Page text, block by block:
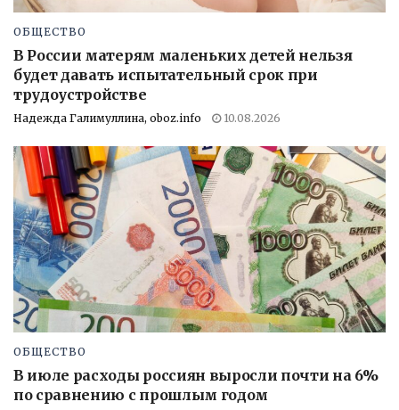
ОБЩЕСТВО
В России матерям маленьких детей нельзя
будет давать испытательный срок при
трудоустройстве
Надежда Галимуллина, oboz.info 10.08.2026
ОБЩЕСТВО
В июле расходы россиян выросли почти на 6%
по сравнению с прошлым годом